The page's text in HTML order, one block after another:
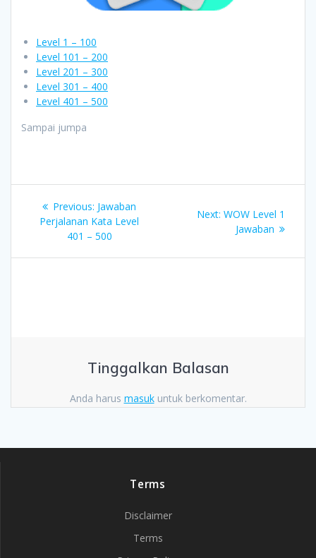
Level 1 – 100
Level 101 – 200
Level 201 – 300
Level 301 – 400
Level 401 – 500
Sampai jumpa
Navigasi
pos
Previous: Previous
post:
Jawaban
Perjalanan Kata Level
401 – 500
Next: Next
post:
WOW Level 1
Jawaban
Tinggalkan Balasan
Anda harus masukuntuk berkomentar.
Terms
Disclaimer
Terms